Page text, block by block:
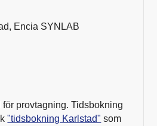
Encia SYNLAB
provtagning. Tidsbokning
"tidsbokning Karlstad" som